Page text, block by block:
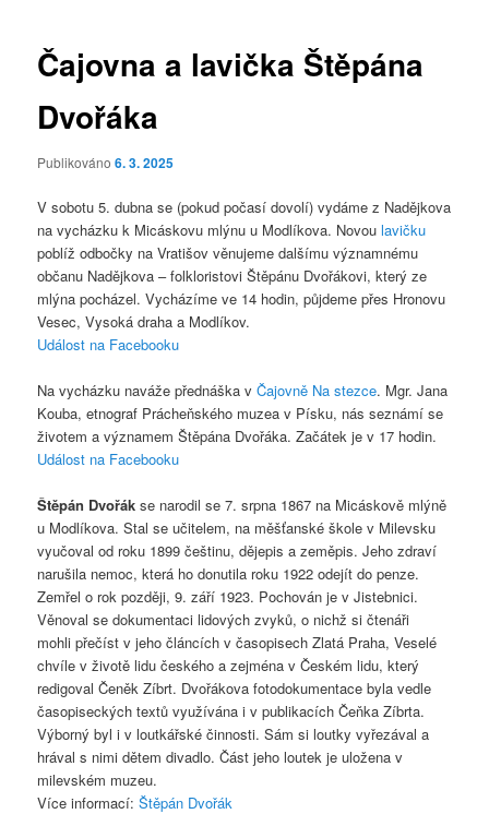
Čajovna a lavička Štěpána
Dvořáka
Publikováno6. 3. 2025
V sobotu 5. dubna se (pokud počasí dovolí) vydáme z Nadějkova
na vycházku k Micáskovu mlýnu u Modlíkova. Novoulavičku
poblíž odbočky na Vratišov věnujeme dalšímu významnému
občanu Nadějkova – folkloristovi Štěpánu Dvořákovi, který ze
mlýna pocházel. Vycházíme ve 14 hodin, půjdeme přes Hronovu
Vesec, Vysoká draha a Modlíkov.
Událost na Facebooku
Na vycházku naváže přednáška vČajovně Na stezce. Mgr. Jana
Kouba, etnograf Prácheňského muzea v Písku, nás seznámí se
životem a významem Štěpána Dvořáka. Začátek je v 17 hodin.
Událost na Facebooku
Štěpán Dvořák se narodil se 7. srpna 1867 na Micáskově mlýně
u Modlíkova. Stal se učitelem, na měšťanské škole v Milevsku
vyučoval od roku 1899 češtinu, dějepis a zeměpis. Jeho zdraví
narušila nemoc, která ho donutila roku 1922 odejít do penze.
Zemřel o rok později, 9. září 1923. Pochován je v Jistebnici.
Věnoval se dokumentaci lidových zvyků, o nichž si čtenáři
mohli přečíst v jeho článcích v časopisech Zlatá Praha, Veselé
chvíle v životě lidu českého a zejména v Českém lidu, který
redigoval Čeněk Zíbrt. Dvořákova fotodokumentace byla vedle
časopiseckých textů využívána i v publikacích Čeňka Zíbrta.
Výborný byl i v loutkářské činnosti. Sám si loutky vyřezával a
hrával s nimi dětem divadlo. Část jeho loutek je uložena v
milevském muzeu.
Více informací:Štěpán Dvořák